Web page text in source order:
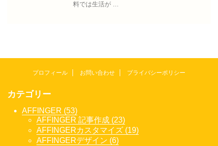
料では生活が ...
プロフィール お問い合わせ プライバシーポリシー
カテゴリー
AFFINGER (53)
AFFINGER 記事作成 (23)
AFFINGERカスタマイズ (19)
AFFINGERデザイン (6)